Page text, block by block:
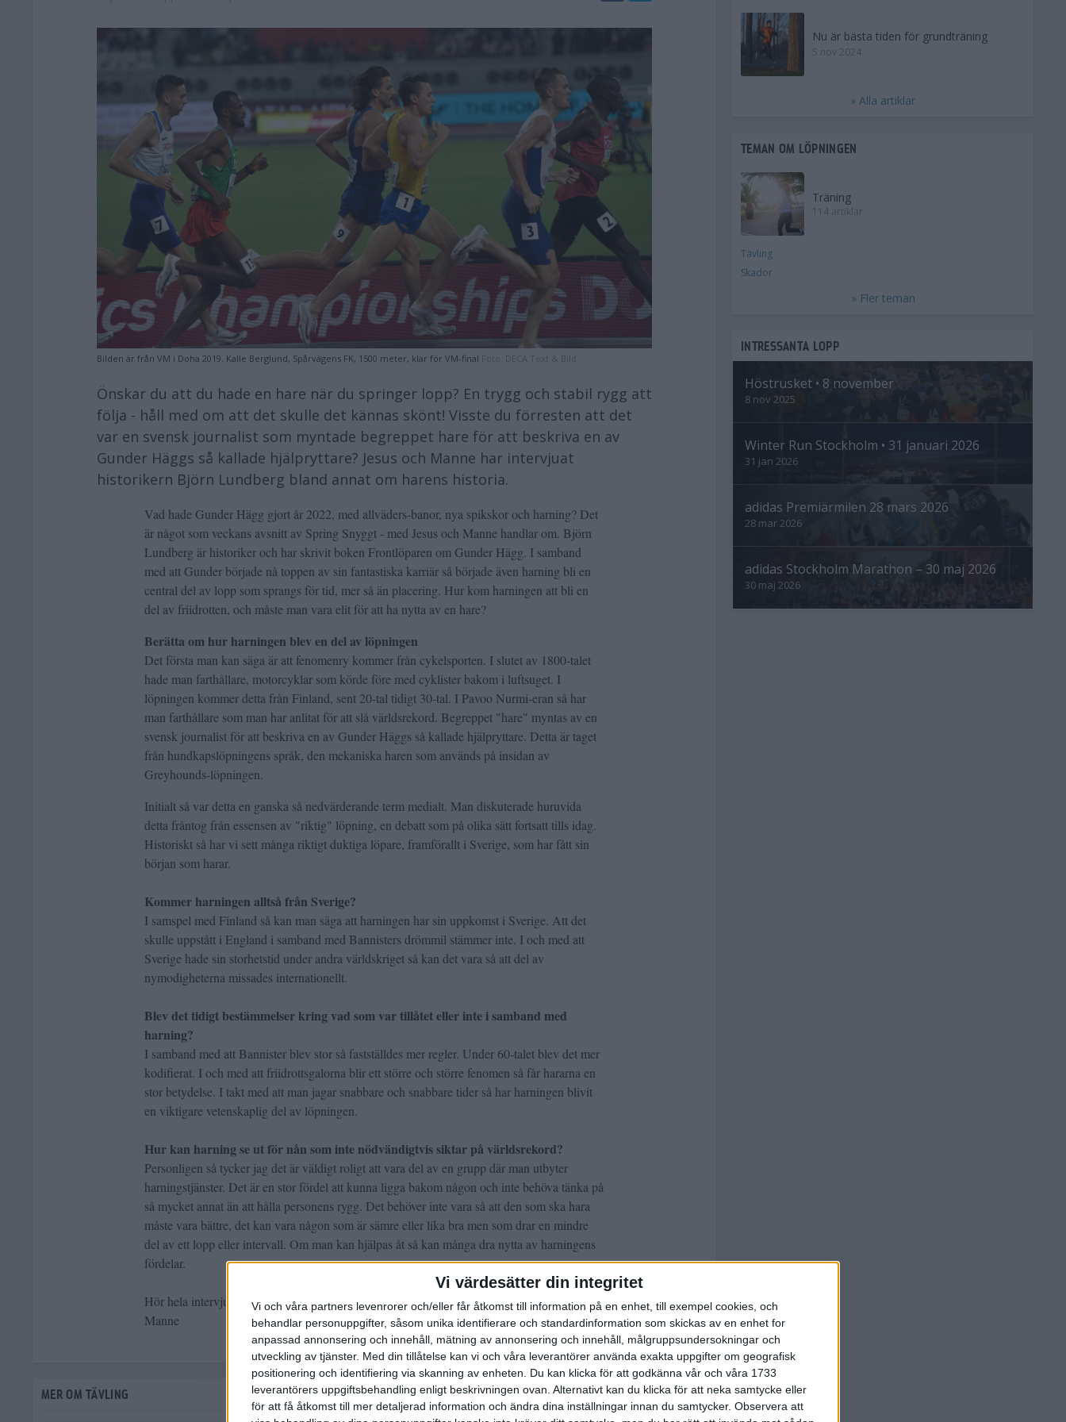
Vi värdesätter din integritet
Vi och våra partners levenrorer och/eller får åtkomst till information på en enhet, till exempel cookies, och
behandlar personuppgifter, såsom unika identifierare och standardinformation som skickas av en enhet for
anpassad annonsering och innehåll, mätning av annonsering och innehåll, målgruppsundersokningar och
utveckling av tjänster. Med din tillåtelse kan vi och våra leverantörer använda exakta uppgifter om geografisk
positionering och identifiering via skanning av enheten. Du kan klicka för att godkänna vår och våra 1733
leverantörers uppgiftsbehandling enligt beskrivningen ovan. Alternativt kan du klicka för att neka samtycke eller
för att få åtkomst till mer detaljerad information och ändra dina inställningar innan du samtycker. Observera att
Bilden är från VM i Doha 2019. Kalle Berglund, Spårvägens FK, 1500 meter, klar för VM-final Foto: DECA Text & Bild
Önskar du att du hade en hare när du springer lopp? En trygg och stabil rygg att
följa - håll med om att det skulle det kännas skönt! Visste du förresten att det
var en svensk journalist som myntade begreppet hare för att beskriva en av
Gunder Häggs så kallade hjälpryttare? Jesus och Manne har intervjuat
historikern Björn Lundberg bland annat om harens historia.
Vad hade Gunder Hägg gjort år 2022, med allväders-banor, nya spikskor och harning? Det
är något som veckans avsnitt av Spring Snyggt - med Jesus och Manne handlar om. Björn
Lundberg är historiker och har skrivit boken Frontlöparen om Gunder Hägg. I samband
med att Gunder började nå toppen av sin fantastiska karriär så började även harning bli en
central del av lopp som sprangs för tid, mer så än placering. Hur kom harningen att bli en
del av friidrotten, och måste man vara elit för att ha nytta av en hare?
Berätta om hur harningen blev en del av löpningen
Det första man kan säga är att fenomenry kommer från cykelsporten. I slutet av 1800-talet
hade man farthållare, motorcyklar som körde före med cyklister bakom i luftsuget. I
löpningen kommer detta från Finland, sent 20-tal tidigt 30-tal. I Pavoo Nurmi-eran så har
man farthållare som man har anlitat för att slå världsrekord. Begreppet "hare" myntas av en
svensk journalist för att beskriva en av Gunder Häggs så kallade hjälpryttare. Detta är taget
från hundkapslöpningens språk, den mekaniska haren som används på insidan av
Greyhounds-löpningen.
Initialt så var detta en ganska så nedvärderande term medialt. Man diskuterade huruvida
detta fråntog från essensen av "riktig" löpning, en debatt som på olika sätt fortsatt tills idag.
Historiskt så har vi sett många riktigt duktiga löpare, framförallt i Sverige, som har fått sin
början som harar.
Kommer harningen alltså från Sverige?
I samspel med Finland så kan man säga att harningen har sin uppkomst i Sverige. Att det
skulle uppstått i England i samband med Bannisters drömmil stämmer inte. I och med att
Sverige hade sin storhetstid under andra världskriget så kan det vara så att del av
nymodigheterna missades internationellt.
Blev det tidigt bestämmelser kring vad som var tillåtet eller inte i samband med
harning?
I samband med att Bannister blev stor så fastställdes mer regler. Under 60-talet blev det mer
kodifierat. I och med att friidrottsgalorna blir ett större och större fenomen så får hararna en
stor betydelse. I takt med att man jagar snabbare och snabbare tider så har harningen blivit
en viktigare vetenskaplig del av löpningen.
Hur kan harning se ut för nån som inte nödvändigtvis siktar på världsrekord?
Personligen så tycker jag det är väldigt roligt att vara del av en grupp där man utbyter
harningstjänster. Det är en stor fördel att kunna ligga bakom någon och inte behöva tänka på
så mycket annat än att hålla personens rygg. Det behöver inte vara så att den som ska hara
måste vara bättre, det kan vara någon som är sämre eller lika bra men som drar en mindre
del av ett lopp eller intervall. Om man kan hjälpas åt så kan många dra nytta av harningens
fördelar.
Hör hela intervjun med Björn Lundberg iavsnitt 112 av Spring Snyggt- med Jesus och
Manne
MER OM TÄVLING
Nu är bästa tiden för grundträning
5 nov 2024
» Alla artiklar
TEMAN OM LÖPNINGEN
Träning
114 artiklar
Tävling
Skador
» Fler teman
INTRESSANTA LOPP
Höstrusket • 8 november
8 nov 2025
Winter Run Stockholm • 31 januari 2026
31 jan 2026
adidas Premiärmilen 28 mars 2026
28 mar 2026
adidas Stockholm Marathon – 30 maj 2026
30 maj 2026